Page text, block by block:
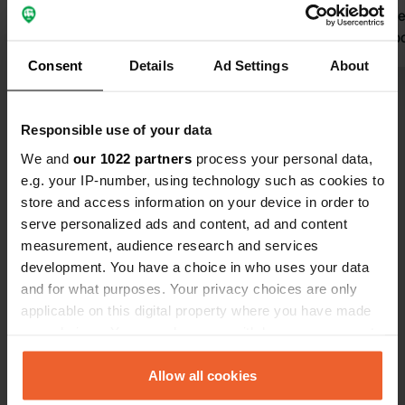
Consent Details Ad Settings About
Responsible use of your data
We and our 1022 partners process your personal data,
e.g. your IP-number, using technology such as cookies to
store and access information on your device in order to
serve personalized ads and content, ad and content
measurement, audience research and services
development. You have a choice in who uses your data
and for what purposes. Your privacy choices are only
applicable on this digital property where you have made
any time from the Cookie Declaration or by clicking on
the Privacy trigger icon.Allow all cookies
area sosta
1€/h più
Sei stato qui?
Contatto
67039, Sulmona, Italia